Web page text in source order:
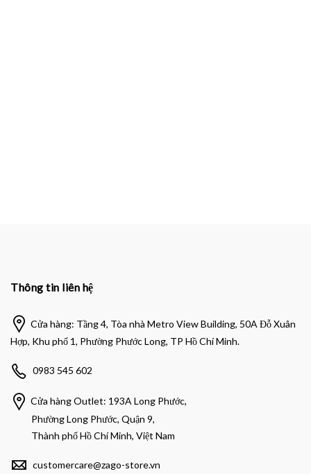
Thông tin liên hệ
Cửa hàng: Tầng 4, Tòa nhà Metro View Building, 50A Đỗ Xuân
Hợp, Khu phố 1, Phường Phước Long, TP Hồ Chí Minh.
0983 545 602
Cửa hàng Outlet: 193A Long Phước,
Phường Long Phước, Quận 9,
Thành phố Hồ Chí Minh, Việt Nam
customercare@zago-store.vn